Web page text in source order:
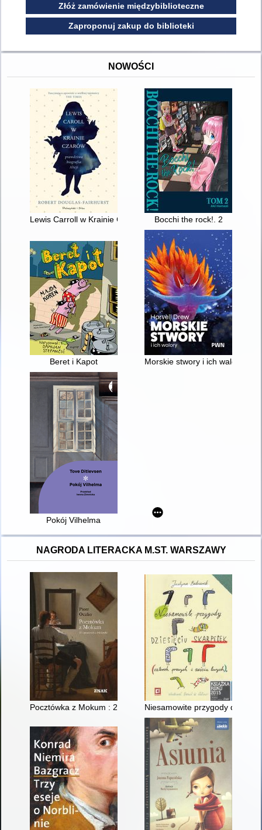
Złóż zamówienie międzybiblioteczne
Zaproponuj zakup do biblioteki
NOWOŚCI
Lewis Carroll w Krainie Czarów : prawdziwa historia Alicji
Bocchi the rock!. 2
Beret i Kapot Morskie stwory i ich walory
Pokój Vilhelma
NAGRODA LITERACKA M.ST. WARSZAWY
Pocztówka z Mokum : 21 opowieści o Holandii
Niesamowite przygody